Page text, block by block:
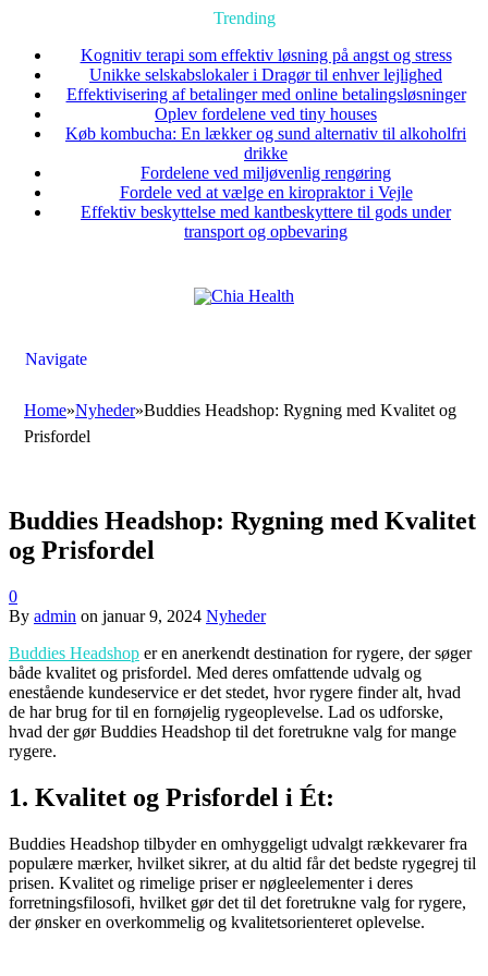
Trending
Kognitiv terapi som effektiv løsning på angst og stress
Unikke selskabslokaler i Dragør til enhver lejlighed
Effektivisering af betalinger med online betalingsløsninger
Oplev fordelene ved tiny houses
Køb kombucha: En lækker og sund alternativ til alkoholfri
drikke
Fordelene ved miljøvenlig rengøring
Fordele ved at vælge en kiropraktor i Vejle
Effektiv beskyttelse med kantbeskyttere til gods under
transport og opbevaring
Navigate
Home»Nyheder»Buddies Headshop: Rygning med Kvalitet og
Prisfordel
Buddies Headshop: Rygning med Kvalitet
og Prisfordel
0
By admin on januar 9, 2024 Nyheder
Buddies Headshop er en anerkendt destination for rygere, der søger
både kvalitet og prisfordel. Med deres omfattende udvalg og
enestående kundeservice er det stedet, hvor rygere finder alt, hvad
de har brug for til en fornøjelig rygeoplevelse. Lad os udforske,
hvad der gør Buddies Headshop til det foretrukne valg for mange
rygere.
1. Kvalitet og Prisfordel i Ét:
Buddies Headshop tilbyder en omhyggeligt udvalgt rækkevarer fra
populære mærker, hvilket sikrer, at du altid får det bedste rygegrej til
prisen. Kvalitet og rimelige priser er nøgleelementer i deres
forretningsfilosofi, hvilket gør det til det foretrukne valg for rygere,
der ønsker en overkommelig og kvalitetsorienteret oplevelse.